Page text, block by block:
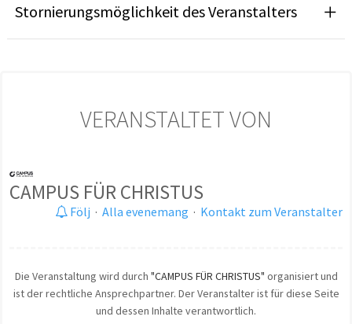
Stornierungsmöglichkeit des Veranstalters
VERANSTALTET VON
CAMPUS FÜR CHRISTUS
Följ · Alla evenemang · Kontakt zum Veranstalter
Die Veranstaltung wird durch "CAMPUS FÜR CHRISTUS" organisiert und
ist der rechtliche Ansprechpartner. Der Veranstalter ist für diese Seite
und dessen Inhalte verantwortlich.